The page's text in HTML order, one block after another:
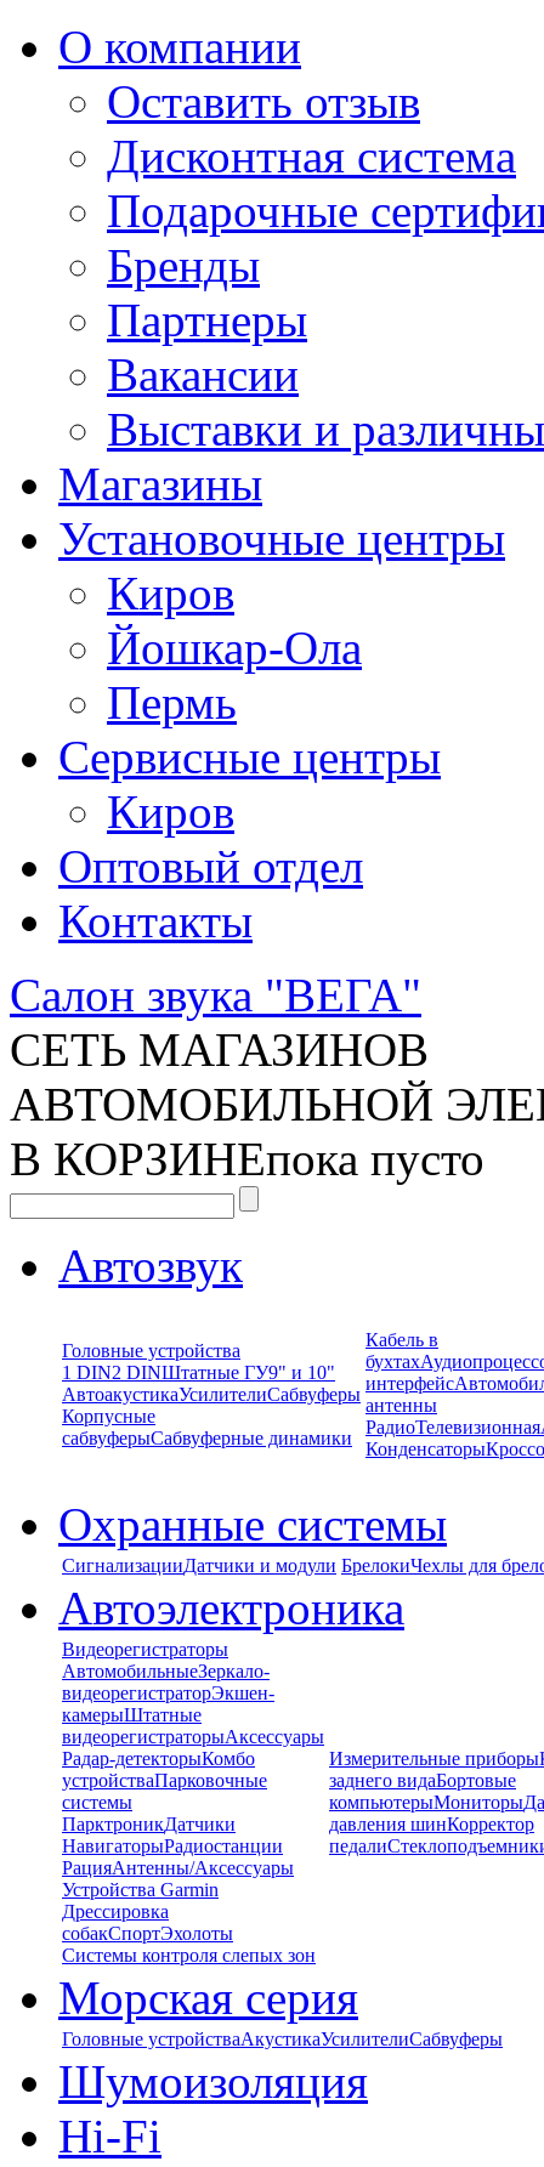
О компании
Оставить отзыв
Дисконтная система
Подарочные
Бренды
Партнеры
Вакансии
Выставки и
Магазины
Установочные центры
Киров
Йошкар-Ола
Пермь
Сервисные центры
Киров
Оптовый отдел
Контакты
Салон звука "ВЕГА"
СЕТЬ МАГАЗИНОВ
АВТОМОБИЛЬНОЙ
В КОРЗИНЕпока пусто
Автозвук
Головные устройства
1 DIN2 DINШтатные ГУ9" и 10"
АвтоакустикаУсилителиСабвуферы
Корпусные
сабвуферыСабвуферные динамики
Кабель в
бухтах
интерфейс
антенны
РадиоТелевизионная
Конденсаторы
Охранные системы
СигнализацииДатчики и модули БрелокиЧехлы для
Автоэлектроника
Видеорегистраторы
АвтомобильныеЗеркало-
видеорегистраторЭкшен-
камерыШтатные
видеорегистраторыАксессуары
Радар-детекторыКомбо
устройстваПарковочные
системы
ПарктроникДатчики
НавигаторыРадиостанции
РацияАнтенны/Аксессуары
Устройства Garmin
Дрессировка
собакСпортЭхолоты
Системы контроля слепых зон
Измерительные приборы
заднего видаБортовые
компьютерыМониторы
давления шинКорректор
педали
Морская серия
Головные устройстваАкустикаУсилителиСабвуферы
Шумоизоляция
Hi-Fi